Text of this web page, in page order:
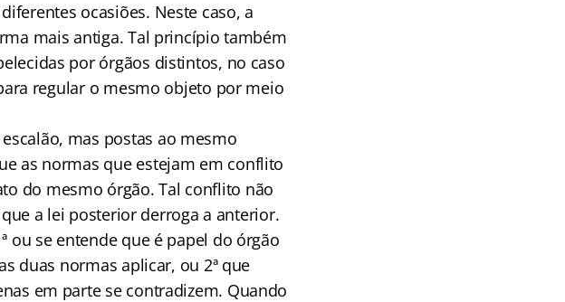
ocasiões. Neste caso, a
mais antiga. Tal princípio também
por órgãos distintos, no caso
regular o mesmo objeto por meio
mas postas ao mesmo
as normas que estejam em conflito
do mesmo órgão. Tal conflito não
a lei posterior derroga a anterior.
ou se entende que é papel do órgão
duas normas aplicar, ou 2ª que
em parte se contradizem. Quando